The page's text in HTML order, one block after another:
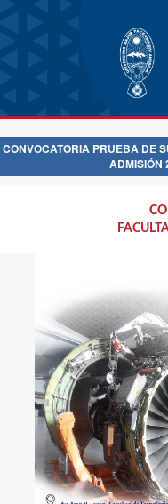
CONVOCATORIA PRUEBA DE
ADMISIÓN
PRUEBA DE